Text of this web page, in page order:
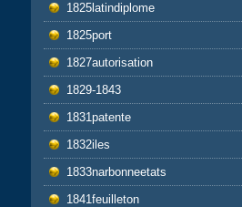
1825latindiplome
1825port
1827autorisation
1829-1843
1831patente
1832iles
1833narbonneetats
1841feuilleton